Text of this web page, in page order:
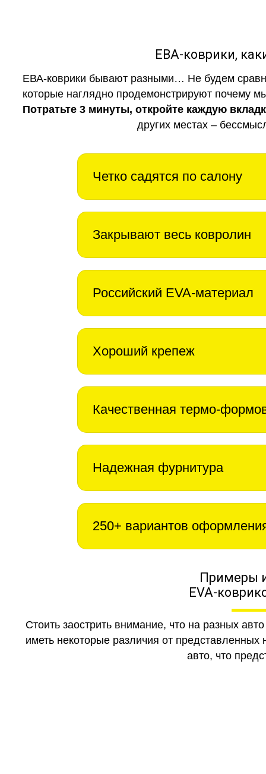
ЕВА-коврики,
ЕВА-коврики бывают разными… Не будем
которые наглядно продемонстрируют почему
Потратьте 3 минуты, откройте каждую
других местах –
Четко садятся по салону
Закрывают весь ковролин
Российский EVA-материал
Хороший крепеж
Качественная термо-
Надежная фурнитура
250+ вариантов
Примеры
EVA-
Стоить заострить внимание, что на разных
иметь некоторые различия от
авто, что